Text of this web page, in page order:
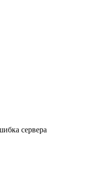
сервера